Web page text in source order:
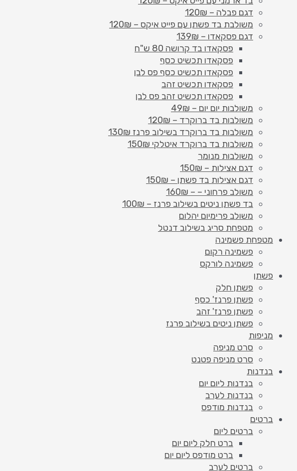
דגם פבלה – 120₪
משולבת בד פשתן עם פייט איקס – 120₪
דגם פסקאדו – 139₪
פסקאדו בד קרושה 80 ש"ח
פסקאדו תכשיט כסף
פסקאדו תכשיט כסף פס לבן
פסקאדו תכשיט זהב
פסקאדו תכשיט זהב פס לבן
משולבות יום יום – 49₪
משולבות בד ברוקרד – 120₪
משולבות בד ברוקרד בשילוב פרנז 130₪
משולבות בד ברוקרד איטלקי 150₪
משולבות מנומר
דגם אצילות – 150₪
דגם אצילות בד פשתן – 150₪
משולב פרחוני – – 160₪
בד פשתן ניטים בשילוב פרנז – 100₪
משולב פרימיום יהלום
מטפחת סריג בשילוב דנטל
מטפחת פשמינה
פשמינה רקום
פשמינה לורקס
פשתן
פשתן חלק
פשתן פרנז' כסף
פשתן פרנז' זהב
פשתן ניטים בשילוב פרנז
מניפות
סרט מניפה
סרט מניפה פטנט
בנדנות
בנדנות ליום יום
בנדנות לערב
בנדנות מודפס
ברטים
ברטים ליום
ברט חלק ליום יום
ברט מודפס ליום יום
ברטים לערב